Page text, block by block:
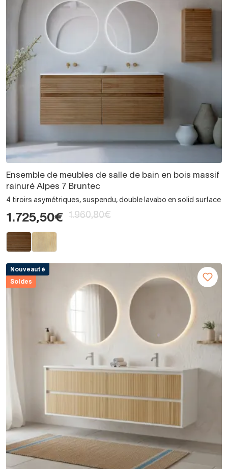
Ensemble de meubles de salle de bain en bois massif
rainuré Alpes 7 Bruntec
4 tiroirs asymétriques, suspendu, double lavabo en solid surface
1.725,50€ 1.960,80€
Nouveauté
Soldes